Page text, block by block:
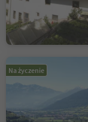
Na życzenie